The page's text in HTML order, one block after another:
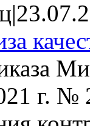
|
г. №